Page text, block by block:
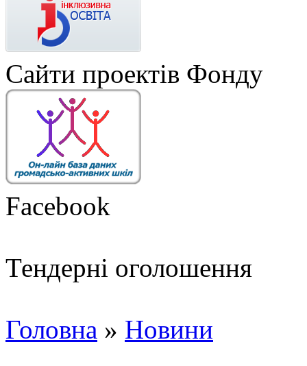
Сайти проектів Фонду
Facebook
Тендерні оголошення
Головна » Новини